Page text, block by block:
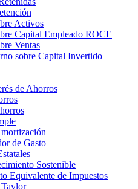
Activos
Capital Empleado ROCE
Ventas
sobre Capital Invertido
de Ahorros
de Gasto
Sostenible
Equivalente de Impuestos
Taylor